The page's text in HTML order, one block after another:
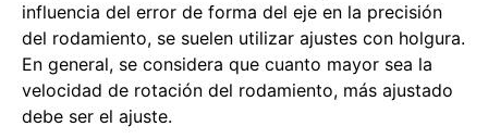
influencia del error de forma del eje en la precisión
del rodamiento, se suelen utilizar ajustes con holgura.
En general, se considera que cuanto mayor sea la
velocidad de rotación del rodamiento, más ajustado
debe ser el ajuste.